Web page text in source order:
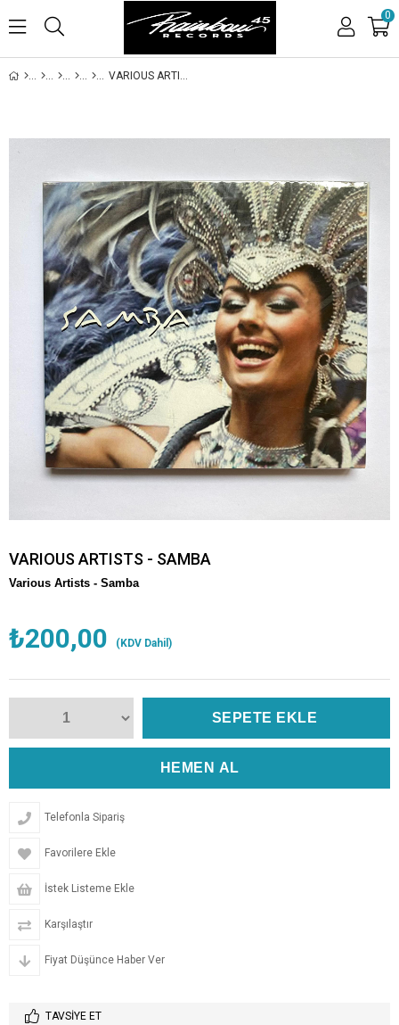
0
VARIOUS ARTISTS - SAMBA
VARIOUS ARTISTS - SAMBA
Various Artists - Samba
₺200,00 (KDV Dahil)
Telefonla Sipariş
Favorilere Ekle
İstek Listeme Ekle
Karşılaştır
Fiyat Düşünce Haber Ver
TAVSIYE ET